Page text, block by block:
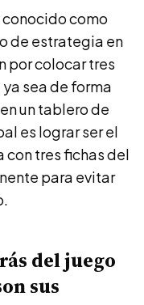
conocido como
de estrategia en
por colocar tres
sea de forma
un tablero de
es lograr ser el
con tres fichas del
para evitar
del juego
sus